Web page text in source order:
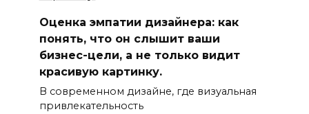
Оценка эмпатии дизайнера: как
понять, что он слышит ваши
бизнес-цели, а не только видит
красивую картинку.
В современном дизайне, где визуальная
привлекательность